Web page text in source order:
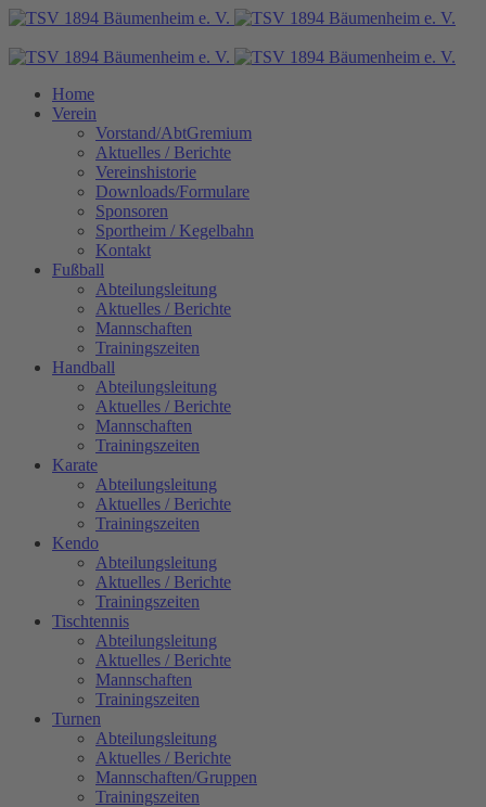
Home
Verein
Vorstand/AbtGremium
Aktuelles / Berichte
Vereinshistorie
Downloads/Formulare
Sponsoren
Sportheim / Kegelbahn
Kontakt
Fußball
Abteilungsleitung
Aktuelles / Berichte
Mannschaften
Trainingszeiten
Handball
Abteilungsleitung
Aktuelles / Berichte
Mannschaften
Trainingszeiten
Karate
Abteilungsleitung
Aktuelles / Berichte
Trainingszeiten
Kendo
Abteilungsleitung
Aktuelles / Berichte
Trainingszeiten
Tischtennis
Abteilungsleitung
Aktuelles / Berichte
Mannschaften
Trainingszeiten
Turnen
Abteilungsleitung
Aktuelles / Berichte
Mannschaften/Gruppen
Trainingszeiten